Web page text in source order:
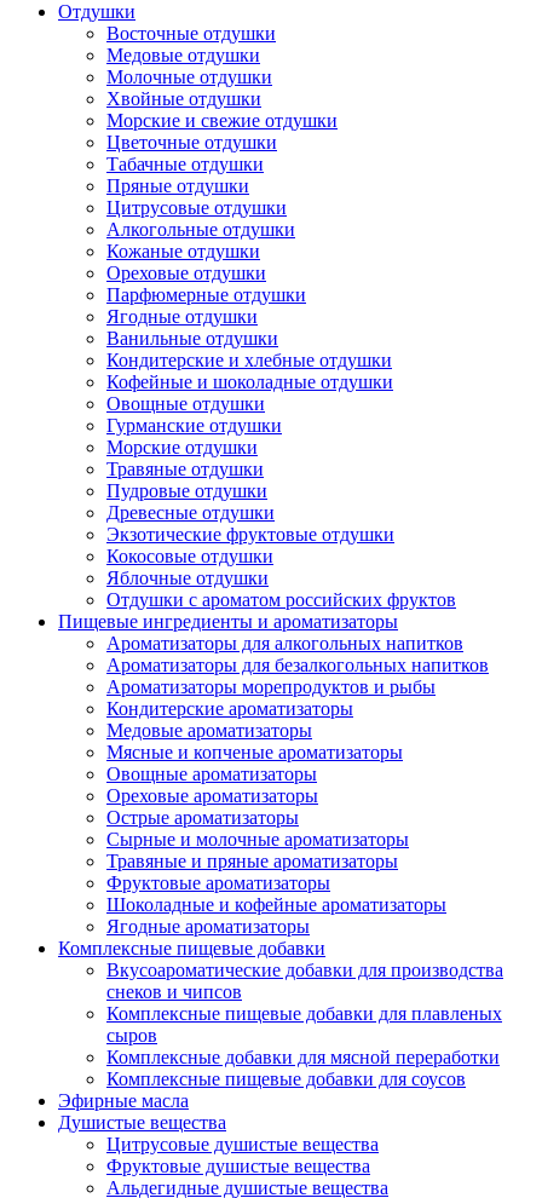
Отдушки
Восточные отдушки
Медовые отдушки
Молочные отдушки
Хвойные отдушки
Морские и свежие отдушки
Цветочные отдушки
Табачные отдушки
Пряные отдушки
Цитрусовые отдушки
Алкогольные отдушки
Кожаные отдушки
Ореховые отдушки
Парфюмерные отдушки
Ягодные отдушки
Ванильные отдушки
Кондитерские и хлебные отдушки
Кофейные и шоколадные отдушки
Овощные отдушки
Гурманские отдушки
Морские отдушки
Травяные отдушки
Пудровые отдушки
Древесные отдушки
Экзотические фруктовые отдушки
Кокосовые отдушки
Яблочные отдушки
Отдушки с ароматом российских фруктов
Пищевые ингредиенты и ароматизаторы
Ароматизаторы для алкогольных напитков
Ароматизаторы для безалкогольных напитков
Ароматизаторы морепродуктов и рыбы
Кондитерские ароматизаторы
Медовые ароматизаторы
Мясные и копченые ароматизаторы
Овощные ароматизаторы
Ореховые ароматизаторы
Острые ароматизаторы
Сырные и молочные ароматизаторы
Травяные и пряные ароматизаторы
Фруктовые ароматизаторы
Шоколадные и кофейные ароматизаторы
Ягодные ароматизаторы
Комплексные пищевые добавки
Вкусоароматические добавки для производства
снеков и чипсов
Комплексные пищевые добавки для плавленых
сыров
Комплексные добавки для мясной переработки
Комплексные пищевые добавки для соусов
Эфирные масла
Душистые вещества
Цитрусовые душистые вещества
Фруктовые душистые вещества
Альдегидные душистые вещества